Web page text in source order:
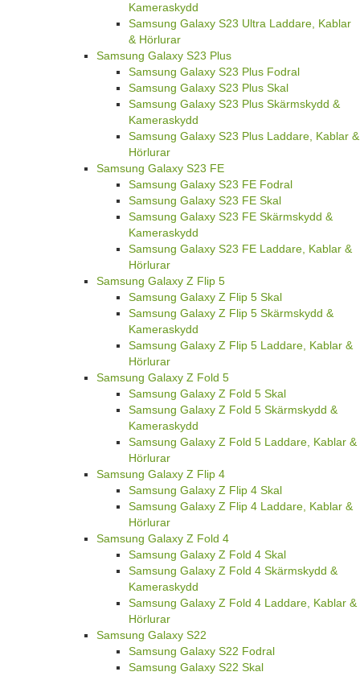
Kameraskydd
Samsung Galaxy S23 Ultra Laddare, Kablar
& Hörlurar
Samsung Galaxy S23 Plus
Samsung Galaxy S23 Plus Fodral
Samsung Galaxy S23 Plus Skal
Samsung Galaxy S23 Plus Skärmskydd &
Kameraskydd
Samsung Galaxy S23 Plus Laddare, Kablar &
Hörlurar
Samsung Galaxy S23 FE
Samsung Galaxy S23 FE Fodral
Samsung Galaxy S23 FE Skal
Samsung Galaxy S23 FE Skärmskydd &
Kameraskydd
Samsung Galaxy S23 FE Laddare, Kablar &
Hörlurar
Samsung Galaxy Z Flip 5
Samsung Galaxy Z Flip 5 Skal
Samsung Galaxy Z Flip 5 Skärmskydd &
Kameraskydd
Samsung Galaxy Z Flip 5 Laddare, Kablar &
Hörlurar
Samsung Galaxy Z Fold 5
Samsung Galaxy Z Fold 5 Skal
Samsung Galaxy Z Fold 5 Skärmskydd &
Kameraskydd
Samsung Galaxy Z Fold 5 Laddare, Kablar &
Hörlurar
Samsung Galaxy Z Flip 4
Samsung Galaxy Z Flip 4 Skal
Samsung Galaxy Z Flip 4 Laddare, Kablar &
Hörlurar
Samsung Galaxy Z Fold 4
Samsung Galaxy Z Fold 4 Skal
Samsung Galaxy Z Fold 4 Skärmskydd &
Kameraskydd
Samsung Galaxy Z Fold 4 Laddare, Kablar &
Hörlurar
Samsung Galaxy S22
Samsung Galaxy S22 Fodral
Samsung Galaxy S22 Skal